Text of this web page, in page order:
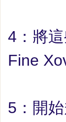
4 ： 將
Fine
5 ： 開